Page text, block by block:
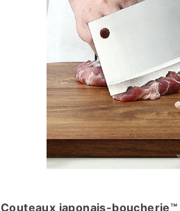
Couteaux japonais-boucherie™